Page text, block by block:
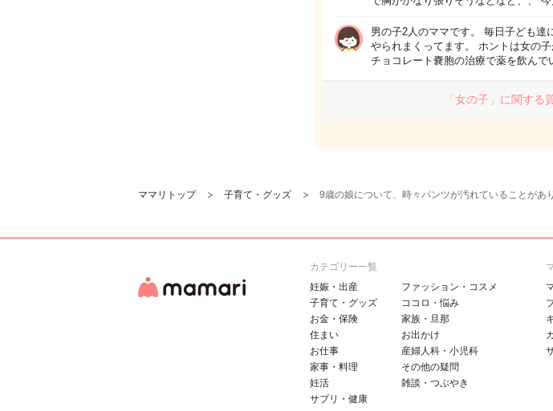
男の子2人のママです。 毎日子ども達
やられまくってます。 ホントは女の
チョコレート嚢胞の治療で薬を飲ん
「女の子」に関する
ママリトップ 子育て・グッズ 9歳の娘について、時々パンツが汚れていることがあ
カテゴリー一覧
妊娠・出産
子育て・グッズ
お金・保険
住まい
お仕事
家事・料理
妊活
サプリ・健康
ファッション・コスメ
ココロ・悩み
家族・旦那
お出かけ
産婦人科・小児科
その他の疑問
雑談・つぶやき